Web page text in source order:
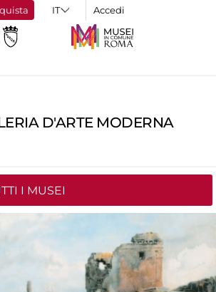
Accedi
D'ARTE MODERNA
I MUSEI